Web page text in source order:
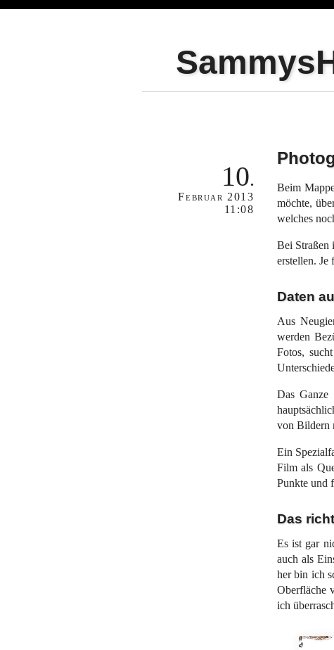
10
Februar 2013
11:08
Beim
möchte,
welches
Bei Straßen
erstellen. Je
Daten
Aus
werden
Fotos,
Das
von Bildern
Ein
Film als
Punkte und
Das
Es ist gar
auch als
her bin ich
Oberfläche
ich